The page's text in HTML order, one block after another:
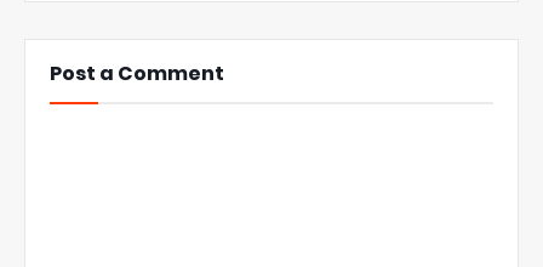
Post a Comment